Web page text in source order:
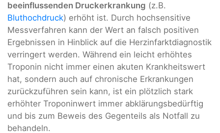
beeinflussenden Druckerkrankung (z.B.
Bluthochdruck) erhöht ist. Durch hochsensitive
Messverfahren kann der Wert an falsch positiven
Ergebnissen in Hinblick auf die Herzinfarktdiagnostik
verringert werden. Während ein leicht erhöhtes
Troponin nicht immer einen akuten Krankheitswert
hat, sondern auch auf chronische Erkrankungen
zurückzuführen sein kann, ist ein plötzlich stark
erhöhter Troponinwert immer abklärungsbedürftig
und bis zum Beweis des Gegenteils als Notfall zu
behandeln.